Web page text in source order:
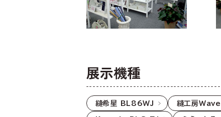
展示機種
縫希星 BL86WJ 縫工房